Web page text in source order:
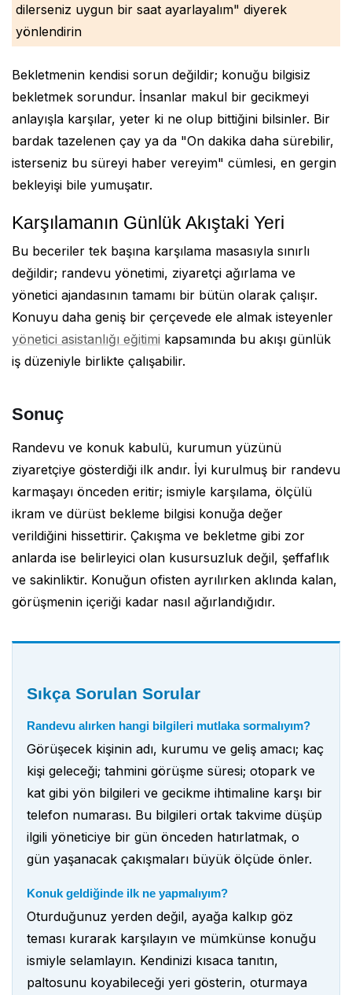
dilerseniz uygun bir saat ayarlayalım" diyerek
yönlendirin
Bekletmenin kendisi sorun değildir; konuğu bilgisiz
bekletmek sorundur. İnsanlar makul bir gecikmeyi
anlayışla karşılar, yeter ki ne olup bittiğini bilsinler. Bir
bardak tazelenen çay ya da "On dakika daha sürebilir,
isterseniz bu süreyi haber vereyim" cümlesi, en gergin
bekleyişi bile yumuşatır.
Karşılamanın Günlük Akıştaki Yeri
Bu beceriler tek başına karşılama masasıyla sınırlı
değildir; randevu yönetimi, ziyaretçi ağırlama ve
yönetici ajandasının tamamı bir bütün olarak çalışır.
Konuyu daha geniş bir çerçevede ele almak isteyenler
yönetici asistanlığı eğitimi kapsamında bu akışı günlük
iş düzeniyle birlikte çalışabilir.
Sonuç
Randevu ve konuk kabulü, kurumun yüzünü
ziyaretçiye gösterdiği ilk andır. İyi kurulmuş bir randevu
karmaşayı önceden eritir; ismiyle karşılama, ölçülü
ikram ve dürüst bekleme bilgisi konuğa değer
verildiğini hissettirir. Çakışma ve bekletme gibi zor
anlarda ise belirleyici olan kusursuzluk değil, şeffaflık
ve sakinliktir. Konuğun ofisten ayrılırken aklında kalan,
görüşmenin içeriği kadar nasıl ağırlandığıdır.
Sıkça Sorulan Sorular
Randevu alırken hangi bilgileri mutlaka sormalıyım?
Görüşecek kişinin adı, kurumu ve geliş amacı; kaç
kişi geleceği; tahmini görüşme süresi; otopark ve
kat gibi yön bilgileri ve gecikme ihtimaline karşı bir
telefon numarası. Bu bilgileri ortak takvime düşüp
ilgili yöneticiye bir gün önceden hatırlatmak, o
gün yaşanacak çakışmaları büyük ölçüde önler.
Konuk geldiğinde ilk ne yapmalıyım?
Oturduğunuz yerden değil, ayağa kalkıp göz
teması kurarak karşılayın ve mümkünse konuğu
ismiyle selamlayın. Kendinizi kısaca tanıtın,
paltosunu koyabileceği yeri gösterin, oturmaya